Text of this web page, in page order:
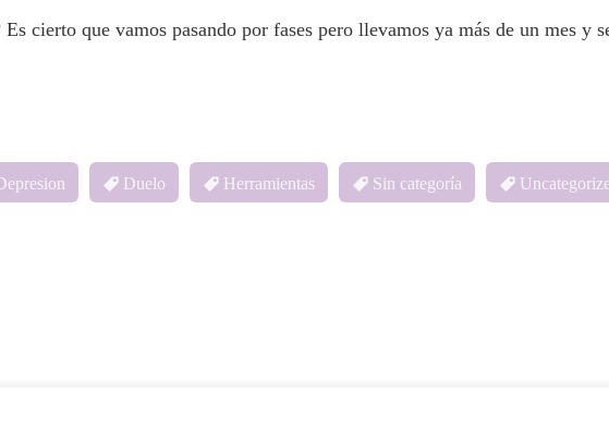
cierto que vamos pasando por fases pero llevamos ya más de un mes y
Duelo Herramientas Sin categoría